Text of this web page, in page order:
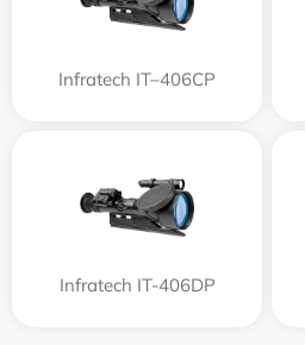
Infratech IT–406СP
Infratech IT-406DP